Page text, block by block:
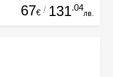
67€ / 131.04
лв.